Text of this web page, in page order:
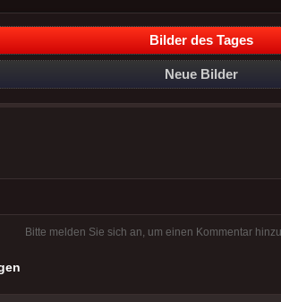
Bilder des Tages
Neue Bilder
Bitte melden Sie sich an, um einen Kommentar